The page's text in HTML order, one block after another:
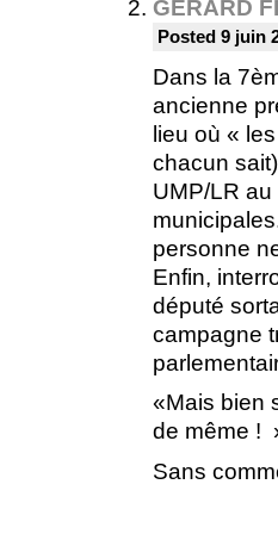
GÉRARD
Posted 9 juin
Dans la
ancienne
lieu où «
chacun
UMP/LR
personne
Enfin,
député
campagne
«Mais bien
de même !
Sans